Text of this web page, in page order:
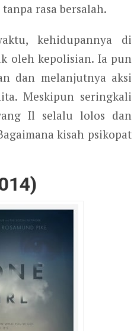
rasa bersalah.
kehidupannya di
oleh kepolisian. Ia pun
dan melanjutnya aksi
Meskipun seringkali
Il selalu lolos dan
kisah psikopat